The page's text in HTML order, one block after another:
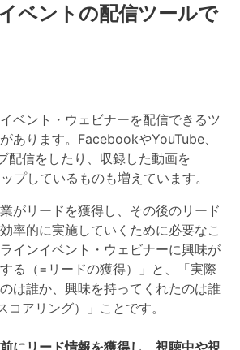
ベントの配信ツールで
ベント・ウェビナーを配信できるツ
あります。FacebookやYouTube、
配信をしたり、収録した動画を
プしているものも増えています。
がリードを獲得し、その後のリード
率的に実施していくために必要なこ
インイベント・ウェビナーに興味が
る（=リードの獲得）」と、「実際
は誰か、興味を持ってくれたのは誰
アリング）」ことです。
にリード情報を獲得し、視聴中や視